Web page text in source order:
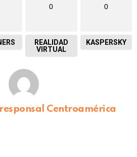
0
REALIDAD
VIRTUAL
0
KASPERSKY
Centroamérica